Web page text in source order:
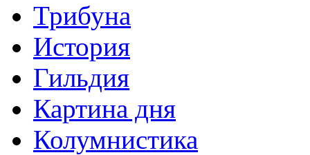
Трибуна
История
Гильдия
Картина дня
Колумнистика